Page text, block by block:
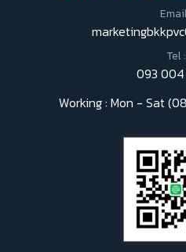
Tel :
093
Working : Mon - Sat